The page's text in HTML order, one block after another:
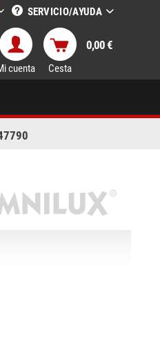
Versand spanisch
SERVICIO/AYUDA
cuenta Cesta
0,00 €